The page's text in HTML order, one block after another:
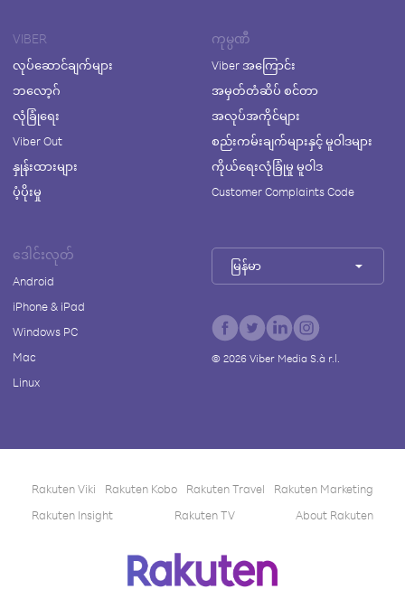
VIBER
လုပ်ဆောင်ချက်များ
ဘလော့ဂ်
လုံခြုံရေး
Viber Out
နှုန်းထားများ
ပံ့ပိုးမှု
ကုမ္ပဏီ
Viber အကြောင်း
အမှတ်တံဆိပ် စင်တာ
အလုပ်အကိုင်များ
စည်းကမ်းချက်များနှင့် မူဝါဒများ
ကိုယ်ရေးလုံခြုံမှု မူဝါဒ
Customer Complaints Code
ဒေါင်းလုတ်
Android
iPhone & iPad
Windows PC
Mac
Linux
မြန်မာ
© 2026Viber Media S.à r.l.
Rakuten Viki Rakuten Kobo Rakuten Travel
Rakuten Marketing
Rakuten Insight
Rakuten TV About Rakuten